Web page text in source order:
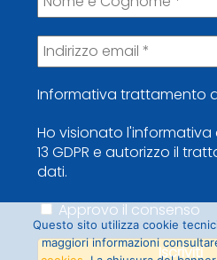
Informativa trattamento
Ho visionato l'informativa
13 GDPR e autorizzo il
dati.
Approvo il consenso
Questo sito utilizza cookie
maggiori informazioni